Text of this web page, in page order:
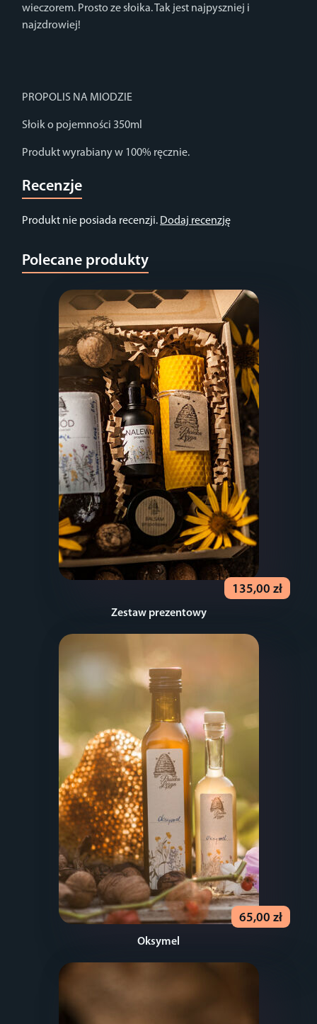
wieczorem. Prosto ze słoika. Tak jest najpyszniej i
najzdrowiej!
PROPOLIS NA MIODZIE
Słoik o pojemności 350ml
Produkt wyrabiany w 100% ręcznie.
Recenzje
Produkt nie posiada recenzji. Dodaj recenzję
Polecane produkty
135,00 zł
Zestaw prezentowy
65,00 zł
Oksymel